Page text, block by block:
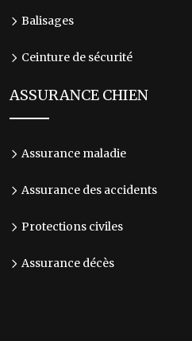
Balisages
Ceinture de sécurité
ASSURANCE CHIEN
Assurance maladie
Assurance des accidents
Protections civiles
Assurance décès